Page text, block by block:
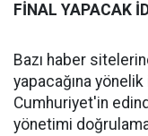
FİNAL YAPACAK
Bazı haber
yapacağına
Cumhuriyet'in
yönetimi